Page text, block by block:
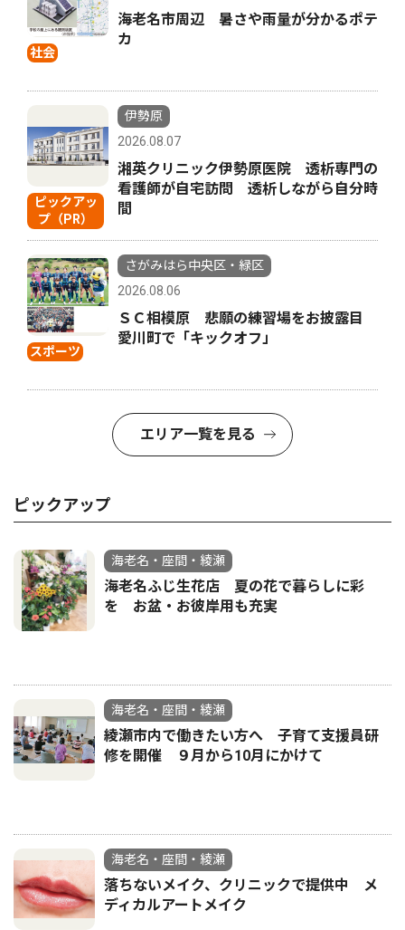
社会
海老名市周辺 暑さや雨量が分かるポテ
カ
ピックアッ
プ（PR）
伊勢原
2026.08.07
湘英クリニック伊勢原医院 透析専門の
看護師が自宅訪問 透析しながら自分時
間
スポーツ
さがみはら中央区・緑区
2026.08.06
ＳＣ相模原 悲願の練習場をお披露目
愛川町で「キックオフ」
エリア一覧を見る
ピックアップ
海老名・座間・綾瀬
海老名ふじ生花店 夏の花で暮らしに彩
を お盆・お彼岸用も充実
海老名・座間・綾瀬
綾瀬市内で働きたい方へ 子育て支援員研
修を開催 ９月から10月にかけて
海老名・座間・綾瀬
落ちないメイク、クリニックで提供中 メ
ディカルアートメイク